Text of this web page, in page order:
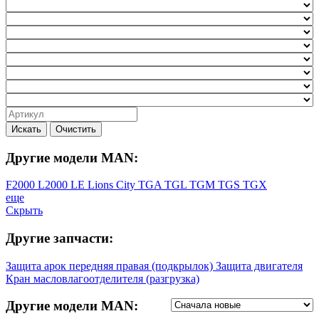
Искать Очистить
Другие модели MAN:
F2000 L2000 LE Lions City TGA TGL TGM TGS TGX
еще
Скрыть
Другие запчасти:
Защита арок передняя правая (подкрылок) Защита двигателя
Кран масловлагоотделителя (разгрузка)
Другие модели MAN: